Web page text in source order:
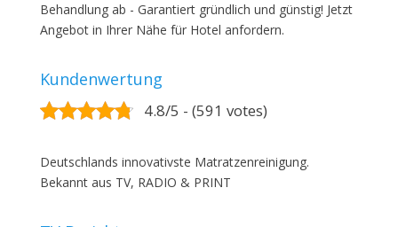
Behandlung ab - Garantiert gründlich und günstig! Jetzt
Angebot in Ihrer Nähe für Hotel anfordern.
Kundenwertung
4.8/5 - (591 votes)
Deutschlands innovativste Matratzenreinigung.
Bekannt aus TV, RADIO & PRINT